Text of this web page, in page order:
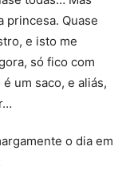
princesa. Quase
e isto me
só fico com
um saco, e aliás,
o dia em